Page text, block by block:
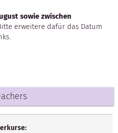
sowie zwischen
erweitere dafür das Datum